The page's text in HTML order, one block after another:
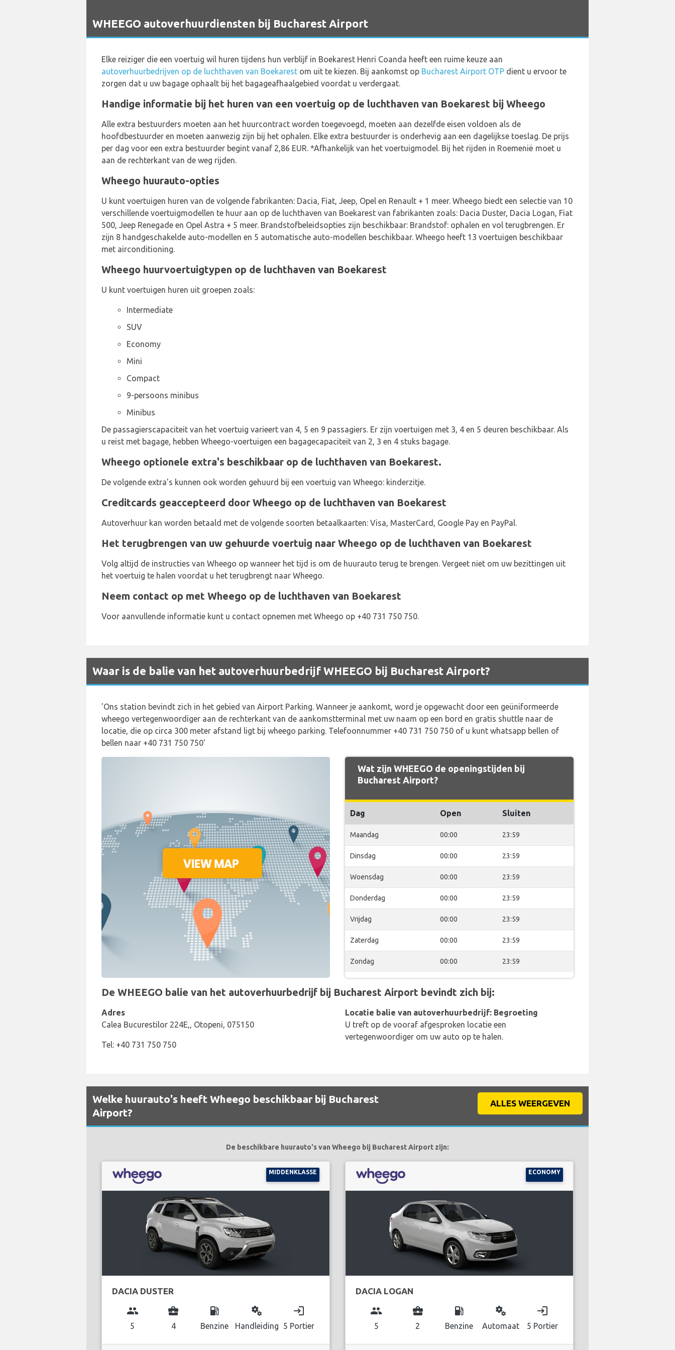
WHEEGO autoverhuurdiensten bij Bucharest Airport
Elke reiziger die een voertuig wil huren tijdens hun verblijf in Boekarest Henri Coanda heeft een ruime keuze aan
autoverhuurbedrijven op de luchthaven van Boekarest om uit te kiezen. Bij aankomst op Bucharest Airport OTP dient u ervoor te
zorgen dat u uw bagage ophaalt bij het bagageafhaalgebied voordat u verdergaat.
Handige informatie bij het huren van een voertuig op de luchthaven van Boekarest bij Wheego
Alle extra bestuurders moeten aan het huurcontract worden toegevoegd, moeten aan dezelfde eisen voldoen als de
hoofdbestuurder en moeten aanwezig zijn bij het ophalen. Elke extra bestuurder is onderhevig aan een dagelijkse toeslag. De prijs
per dag voor een extra bestuurder begint vanaf 2,86 EUR. *Afhankelijk van het voertuigmodel. Bij het rijden in Roemenië moet u
aan de rechterkant van de weg rijden.
Wheego huurauto-opties
U kunt voertuigen huren van de volgende fabrikanten: Dacia, Fiat, Jeep, Opel en Renault + 1 meer. Wheego biedt een selectie van 10
verschillende voertuigmodellen te huur aan op de luchthaven van Boekarest van fabrikanten zoals: Dacia Duster, Dacia Logan, Fiat
500, Jeep Renegade en Opel Astra + 5 meer. Brandstofbeleidsopties zijn beschikbaar: Brandstof: ophalen en vol terugbrengen. Er
zijn 8 handgeschakelde auto-modellen en 5 automatische auto-modellen beschikbaar. Wheego heeft 13 voertuigen beschikbaar
met airconditioning.
Wheego huurvoertuigtypen op de luchthaven van Boekarest
U kunt voertuigen huren uit groepen zoals:
Intermediate
SUV
Economy
Mini
Compact
9-persoons minibus
Minibus
De passagierscapaciteit van het voertuig varieert van 4, 5 en 9 passagiers. Er zijn voertuigen met 3, 4 en 5 deuren beschikbaar. Als
u reist met bagage, hebben Wheego-voertuigen een bagagecapaciteit van 2, 3 en 4 stuks bagage.
Wheego optionele extra's beschikbaar op de luchthaven van Boekarest.
De volgende extra's kunnen ook worden gehuurd bij een voertuig van Wheego: kinderzitje.
Creditcards geaccepteerd door Wheego op de luchthaven van Boekarest
Autoverhuur kan worden betaald met de volgende soorten betaalkaarten: Visa, MasterCard, Google Pay en PayPal.
Het terugbrengen van uw gehuurde voertuig naar Wheego op de luchthaven van Boekarest
Volg altijd de instructies van Wheego op wanneer het tijd is om de huurauto terug te brengen. Vergeet niet om uw bezittingen uit
het voertuig te halen voordat u het terugbrengt naar Wheego.
Neem contact op met Wheego op de luchthaven van Boekarest
Voor aanvullende informatie kunt u contact opnemen met Wheego op +40 731 750 750.
Waar is de balie van het autoverhuurbedrijf WHEEGO bij Bucharest Airport?
'Ons station bevindt zich in het gebied van Airport Parking. Wanneer je aankomt, word je opgewacht door een geüniformeerde
wheego vertegenwoordiger aan de rechterkant van de aankomstterminal met uw naam op een bord en gratis shuttle naar de
locatie, die op circa 300 meter afstand ligt bij wheego parking. Telefoonnummer +40 731 750 750 of u kunt whatsapp bellen of
bellen naar +40 731 750 750'
Wat zijn WHEEGO de openingstijden bij
Bucharest Airport?
Dag Open Sluiten
Maandag 00:00 23:59
Dinsdag 00:00 23:59
Woensdag 00:00 23:59
Donderdag 00:00 23:59
Vrijdag 00:00 23:59
Zaterdag 00:00 23:59
Zondag 00:00 23:59
De WHEEGO balie van het autoverhuurbedrijf bij Bucharest Airport bevindt zich bij:
Adres
Calea Bucurestilor 224E,, Otopeni, 075150
Tel: +40 731 750 750
Locatie balie van autoverhuurbedrijf: Begroeting
U treft op de vooraf afgesproken locatie een
vertegenwoordiger om uw auto op te halen.
Welke huurauto's heeft Wheego beschikbaar bij Bucharest
Airport?
ALLES WEERGEVEN
De beschikbare huurauto's van Wheego bij Bucharest Airport zijn:
MIDDENKLASSE
DACIA DUSTER
group
5
business_center
4
local_gas_station
Benzine
miscellaneous_services
Handleiding
login
5 Portier
ECONOMY
DACIA LOGAN
group
5
business_center
2
local_gas_station
Benzine
miscellaneous_services
Automaat
login
5 Portier